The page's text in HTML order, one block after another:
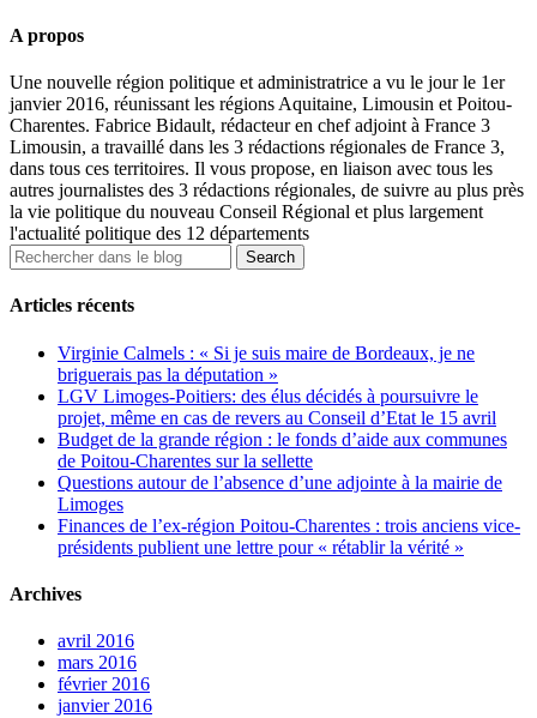
A propos
Une nouvelle région politique et administratrice a vu le jour le 1er
janvier 2016, réunissant les régions Aquitaine, Limousin et Poitou-
Charentes. Fabrice Bidault, rédacteur en chef adjoint à France 3
Limousin, a travaillé dans les 3 rédactions régionales de France 3,
dans tous ces territoires. Il vous propose, en liaison avec tous les
autres journalistes des 3 rédactions régionales, de suivre au plus près
la vie politique du nouveau Conseil Régional et plus largement
l'actualité politique des 12 départements
Articles récents
Virginie Calmels : « Si je suis maire de Bordeaux, je ne
briguerais pas la députation »
LGV Limoges-Poitiers: des élus décidés à poursuivre le
projet, même en cas de revers au Conseil d’Etat le 15 avril
Budget de la grande région : le fonds d’aide aux communes
de Poitou-Charentes sur la sellette
Questions autour de l’absence d’une adjointe à la mairie de
Limoges
Finances de l’ex-région Poitou-Charentes : trois anciens vice-
présidents publient une lettre pour « rétablir la vérité »
Archives
avril 2016
mars 2016
février 2016
janvier 2016